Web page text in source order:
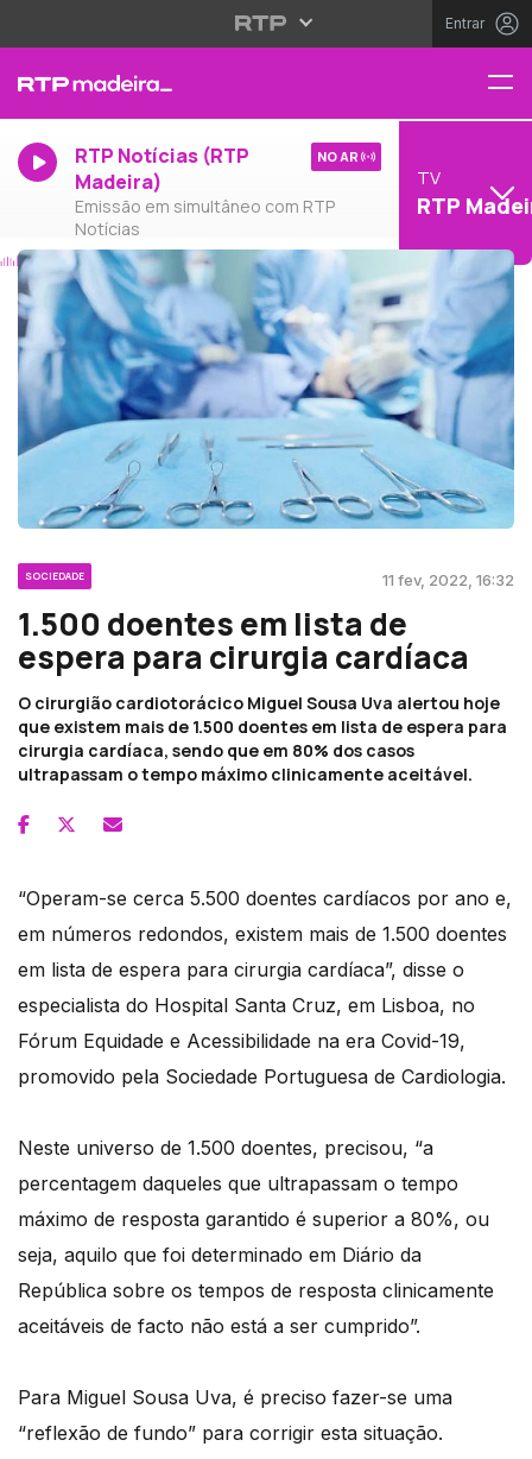
Entrar
RTP Notícias (RTP
Madeira)
Emissão em simultâneo com RTP
Notícias
NO AR
TV
RTP
SOCIEDADE 11 fev, 2022, 16:32
1.500 doentes em lista de
espera para cirurgia cardíaca
O cirurgião cardiotorácico Miguel Sousa Uva alertou hoje
que existem mais de 1.500 doentes em lista de espera para
cirurgia cardíaca, sendo que em 80% dos casos
ultrapassam o tempo máximo clinicamente aceitável.
“Operam-se cerca 5.500 doentes cardíacos por ano e,
em números redondos, existem mais de 1.500 doentes
em lista de espera para cirurgia cardíaca”, disse o
especialista do Hospital Santa Cruz, em Lisboa, no
Fórum Equidade e Acessibilidade na era Covid-19,
promovido pela Sociedade Portuguesa de Cardiologia.
Neste universo de 1.500 doentes, precisou, “a
percentagem daqueles que ultrapassam o tempo
máximo de resposta garantido é superior a 80%, ou
seja, aquilo que foi determinado em Diário da
República sobre os tempos de resposta clinicamente
aceitáveis de facto não está a ser cumprido”.
Para Miguel Sousa Uva, é preciso fazer-se uma
“reflexão de fundo” para corrigir esta situação.